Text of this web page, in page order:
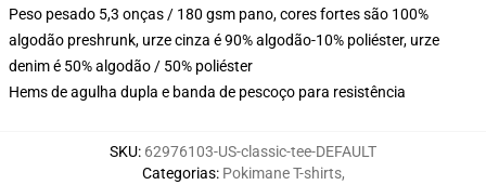
Peso pesado 5,3 onças / 180 gsm pano, cores fortes são 100%
algodão preshrunk, urze cinza é 90% algodão-10% poliéster, urze
denim é 50% algodão / 50% poliéster
Hems de agulha dupla e banda de pescoço para resistência
SKU: 62976103-US-classic-tee-DEFAULT
Categorias: Pokimane T-shirts,